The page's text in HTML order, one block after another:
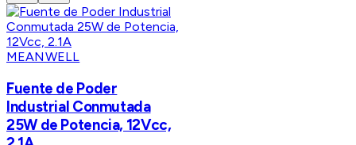
MEANWELL
Fuente de Poder
Industrial Conmutada
25W de Potencia, 12Vcc,